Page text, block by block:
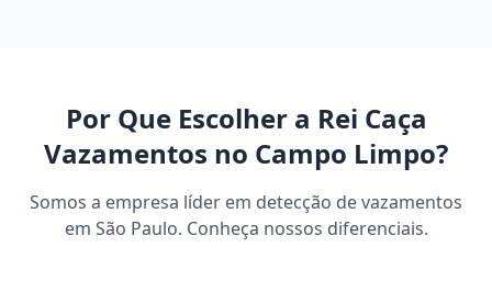
Por Que Escolher a Rei Caça
Vazamentos no Campo Limpo?
Somos a empresa líder em detecção de vazamentos
em São Paulo. Conheça nossos diferenciais.